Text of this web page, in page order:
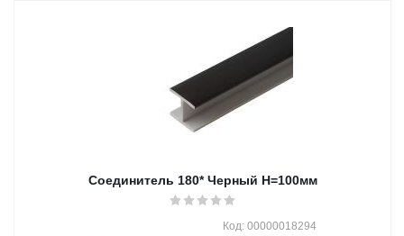
Соединитель 180* Черный Н=100мм
Код: 00000018294